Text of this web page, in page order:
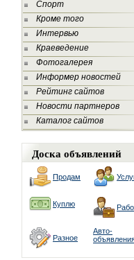
Спорт
Кроме того
Интервью
Краеведение
Фотогалерея
Информер новостей
Рейтинг сайтов
Новости партнеров
Каталог сайтов
Доска объявлений
Продам
Куплю
Разное
Авто-